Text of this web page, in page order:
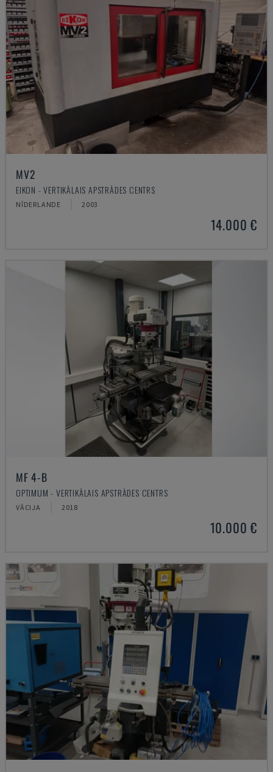
MV2
EIKON - VERTIKĀLAIS APSTRĀDES CENTRS
NĪDERLANDE 2003
14.000 €
MF 4-B
OPTIMUM - VERTIKĀLAIS APSTRĀDES CENTRS
VĀCIJA 2018
10.000 €